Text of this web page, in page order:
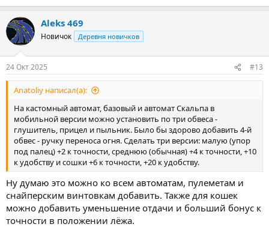
Aleks 469
Новичок Деревня новичков
24 Окт 2025 #13
Anatoliy написал(а):
На кастомный автомат, базовый и автомат Скальпа в
мобильной версии можно установить по три обвеса -
глушитель, прицел и пыльник. Было бы здорово добавить 4-й
обвес - ручку переноса огня. Сделать три версии: малую (упор
под палец) +2 к точности, среднюю (обычная) +4 к точности, +10
к удобству и сошки +6 к точности, +20 к удобству.
Ну думаю это можно ко всем автоматам, пулеметам и
снайперским винтовкам добавить. Также для кошек
можно добавить уменьшение отдачи и больший бонус к
точности в положении лёжа.